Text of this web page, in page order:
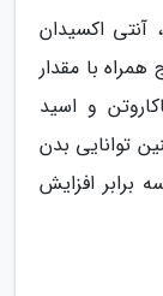
اکسیدان
با مقدار
و اسید
توانایی بدن
برابر افزایش